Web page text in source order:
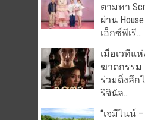
ตามหา
ผ่าน
เอ็กซ์พีเรี...
เมื่อเวทีแ
ฆาตกรรม
ร่วมดิ่งลึก
ริจินัล...
“เจมีไนน์